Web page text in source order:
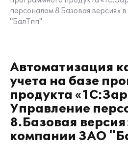
персоналом 8.Базовая версия»
"БалТпп"
Автоматизация
учета на базе
продукта
Управление
8.Базовая
компании ЗАО